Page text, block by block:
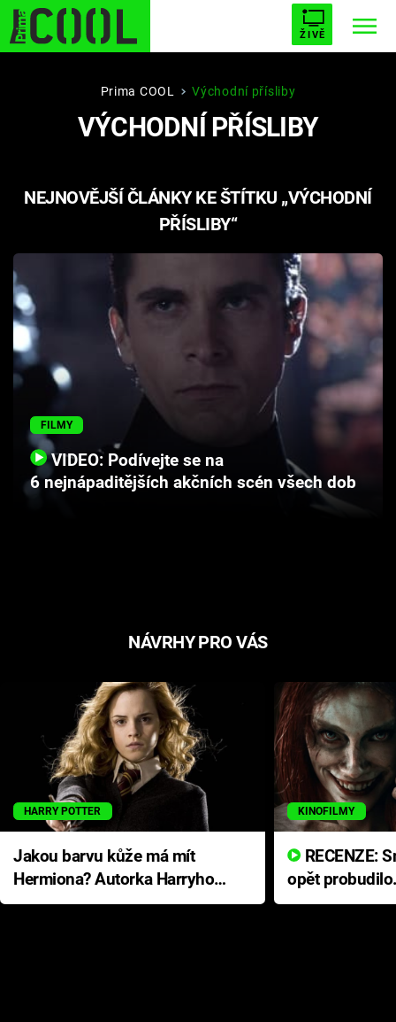
ŽIVĚ
STARHOUSE BUFFY, PŘEMOŽITELKA UPÍRŮ
PLNEJ KOTEL AVENGERS 5
Filmy
Seriály
Hry
Cool Esport
Pořady
Prima COOL Východní přísliby
VÝCHODNÍ PŘÍSLIBY
NEJNOVĚJŠÍ ČLÁNKY KE ŠTÍTKU „VÝCHODNÍ
PŘÍSLIBY“
FILMY
VIDEO: Podívejte se na
6 nejnápaditějších akčních scén všech dob
NÁVRHY PRO VÁS
HARRY POTTER
Jakou barvu kůže má mít
Hermiona? Autorka Harryho
Pottera přišla s ráznou
KINOFILMY
opět
přichází s